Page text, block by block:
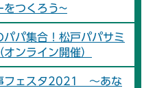
をつくろう~
パパ集合！松戸パパサミ
ンライン開催）
フェスタ2021 ～あな